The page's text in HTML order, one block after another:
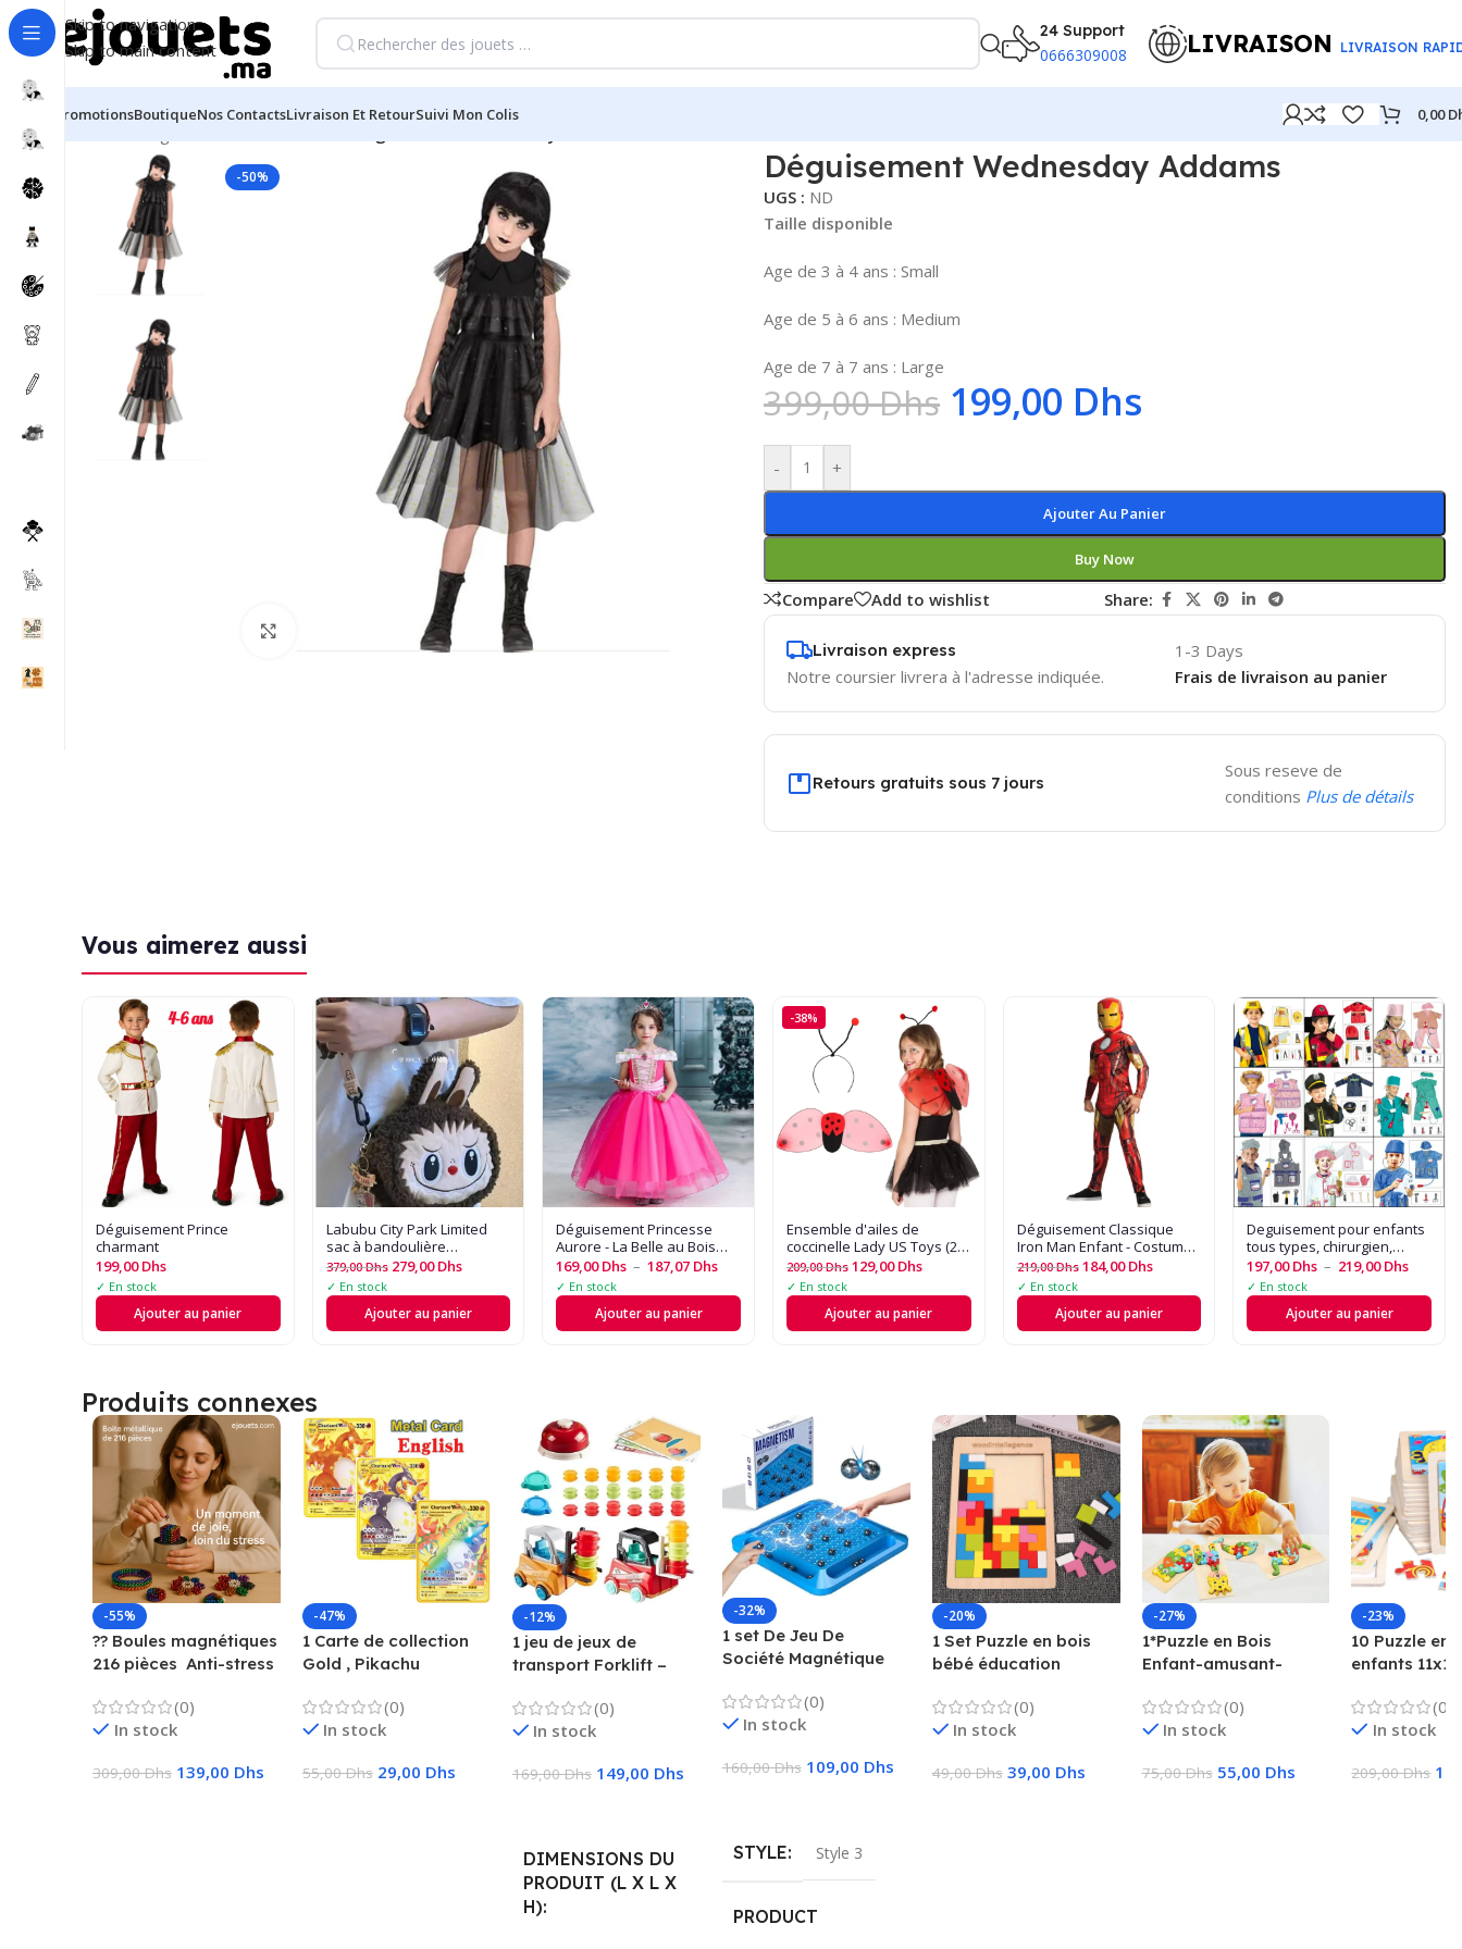
Skip to navigation
Skip to main content
24 Support
0666309008 LIVRAISON LIVRAISON
PromotionsBoutiqueNos ContactsLivraison Et RetourSuivi Mon Colis 0,00
-50% Déguisement Wednesday Addams
UGS : ND
Taille disponible
Age de 3 à 4 ans : Small
Age de 5 à 6 ans : Medium
Age de 7 à 7 ans : Large
399,00Dhs 199,00 Dhs
- +
Ajouter Au Panier
Buy Now
Compare Add to wishlist Share:
Livraison express
Notre coursier livrera à l'adresse indiquée.
1-3 Days
Frais de livraison au panier
Retours gratuits sous 7 jours
Sous reseve de
conditions Plus de détails
Vous aimerez aussi
Déguisement Prince
charmant
199,00Dhs
✓ En stock
Ajouter au panier
Labubu City Park Limited
sac à bandoulière
portefeuille en peluche sac
mobile dames carte amour
dessin animé sac à
bandoulière sac à main fille
cadeau
379,00Dhs 279,00Dhs
✓ En stock
Ajouter au panier
Déguisement Princesse
Aurore - La Belle au Bois
Dormant
169,00Dhs – 187,07 Dhs
✓ En stock
Ajouter au panier
-38%
Ensemble d'ailes de
coccinelle Lady US Toys (2
pièces)
209,00Dhs 129,00Dhs
✓ En stock
Ajouter au panier
Déguisement Classique
Iron Man Enfant - Costume
Combinaison Rouge et
Jaune et Masque - Pour
Halloween, Carnaval
219,00Dhs 184,00Dhs
✓ En stock
Ajouter au panier
Deguisement pour enfants
tous types, chirurgien,
médecin, pompiers, docteur
etc. 3 à 9 ans
197,00Dhs – 219,00Dhs
✓ En stock
Ajouter au panier
Produits connexes
-55%
?? Boules magnétiques
216 pièces  Anti-stress
(0)
In stock
309,00Dhs 139,00 Dhs
-47%
1 Carte de collection
Gold , Pikachu
EX, Métal (0)
In stock
55,00Dhs 29,00 Dhs
-12%
1 jeu de jeux de
transport Forklift –
élévateur, camion
avec fonctions pour
(0)
In stock
169,00Dhs 149,00 Dhs
DIMENSIONS DU
PRODUIT (L X L X
H)
-32%
1 set De Jeu De
Société Magnétique
L’imagination Et La
Créativité, Convient
Familial 28x28x4cm
(0)
In stock
160,00Dhs 109,00 Dhs
STYLE Style 3
PRODUCT
-20%
1 Set Puzzle en bois
bébé éducation
enfants pensée
logique carré jouet
(0)
In stock
49,00Dhs 39,00 Dhs
-27%
1*Puzzle en Bois
Enfant-amusant-
(0)
In stock
75,00Dhs 55,00 Dhs
-23%
10 Puzzle en
enfants
cadeaux (0)
In stock
209,00Dhs